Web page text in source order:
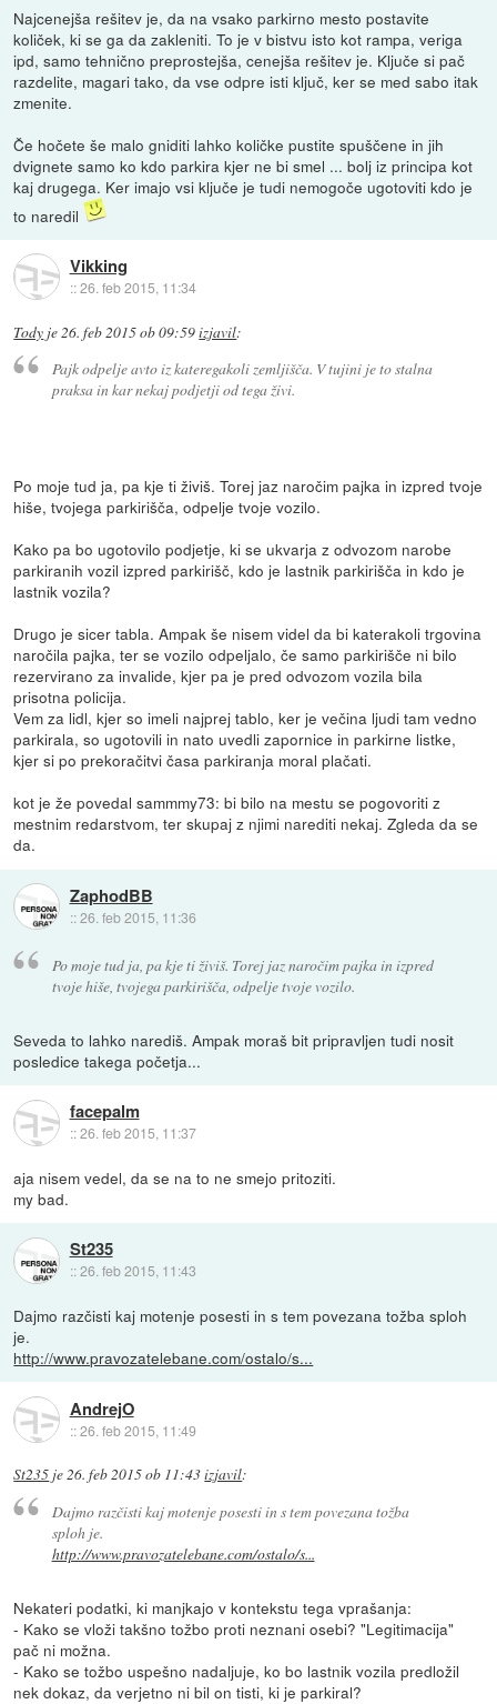
Najcenejša rešitev je, da na vsako parkirno mesto postavite
količek, ki se ga da zakleniti. To je v bistvu isto kot rampa, veriga
ipd, samo tehnično preprostejša, cenejša rešitev je. Ključe si pač
razdelite, magari tako, da vse odpre isti ključ, ker se med sabo itak
zmenite.
Če hočete še malo gniditi lahko količke pustite spuščene in jih
dvignete samo ko kdo parkira kjer ne bi smel ... bolj iz principa kot
kaj drugega. Ker imajo vsi ključe je tudi nemogoče ugotoviti kdo je
to naredil
Vikking
::26. feb 2015, 11:34
Tody je26. feb 2015 ob 09:59izjavil:
Pajk odpelje avto iz kateregakoli zemljišča. V tujini je to stalna
praksa in kar nekaj podjetji od tega živi.
Po moje tud ja, pa kje ti živiš. Torej jaz naročim pajka in izpred tvoje
hiše, tvojega parkirišča, odpelje tvoje vozilo.
Kako pa bo ugotovilo podjetje, ki se ukvarja z odvozom narobe
parkiranih vozil izpred parkirišč, kdo je lastnik parkirišča in kdo je
lastnik vozila?
Drugo je sicer tabla. Ampak še nisem videl da bi katerakoli trgovina
naročila pajka, ter se vozilo odpeljalo, če samo parkirišče ni bilo
rezervirano za invalide, kjer pa je pred odvozom vozila bila
prisotna policija.
Vem za lidl, kjer so imeli najprej tablo, ker je večina ljudi tam vedno
parkirala, so ugotovili in nato uvedli zapornice in parkirne listke,
kjer si po prekoračitvi časa parkiranja moral plačati.
kot je že povedal sammmy73: bi bilo na mestu se pogovoriti z
mestnim redarstvom, ter skupaj z njimi narediti nekaj. Zgleda da se
da.
ZaphodBB
::26. feb 2015, 11:36
Po moje tud ja, pa kje ti živiš. Torej jaz naročim pajka in izpred
tvoje hiše, tvojega parkirišča, odpelje tvoje vozilo.
Seveda to lahko narediš. Ampak moraš bit pripravljen tudi nosit
posledice takega početja...
facepalm
::26. feb 2015, 11:37
aja nisem vedel, da se na to ne smejo pritoziti.
my bad.
St235
::26. feb 2015, 11:43
Dajmo razčisti kaj motenje posesti in s tem povezana tožba sploh
je.
http://www.pravozatelebane.com/ostalo/s...
AndrejO
::26. feb 2015, 11:49
St235 je26. feb 2015 ob 11:43izjavil:
Dajmo razčisti kaj motenje posesti in s tem povezana tožba
sploh je.
http://www.pravozatelebane.com/ostalo/s...
Nekateri podatki, ki manjkajo v kontekstu tega vprašanja:
- Kako se vloži takšno tožbo proti neznani osebi? "Legitimacija"
pač ni možna.
- Kako se tožbo uspešno nadaljuje, ko bo lastnik vozila predložil
nek dokaz, da verjetno ni bil on tisti, ki je parkiral?